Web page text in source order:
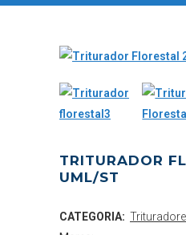
TRITURADOR
UML/ST
CATEGORIA: